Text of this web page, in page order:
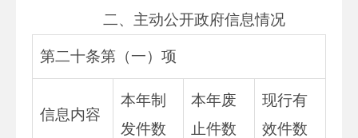
二、主动公开政府信息情况
第二十条第（一）项
信息内容
本年制
发件数
本年废
止件数
现行有
效件数